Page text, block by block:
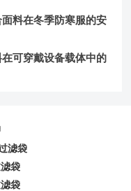
料在冬季防寒服的安
可穿戴设备载体中的
滤袋
滤袋
滤袋